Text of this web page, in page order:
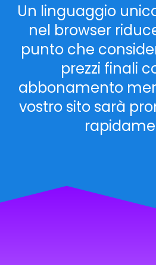
Un linguaggio
nel browser
punto che
prezzi finali
abbonamento
vostro sito sarà